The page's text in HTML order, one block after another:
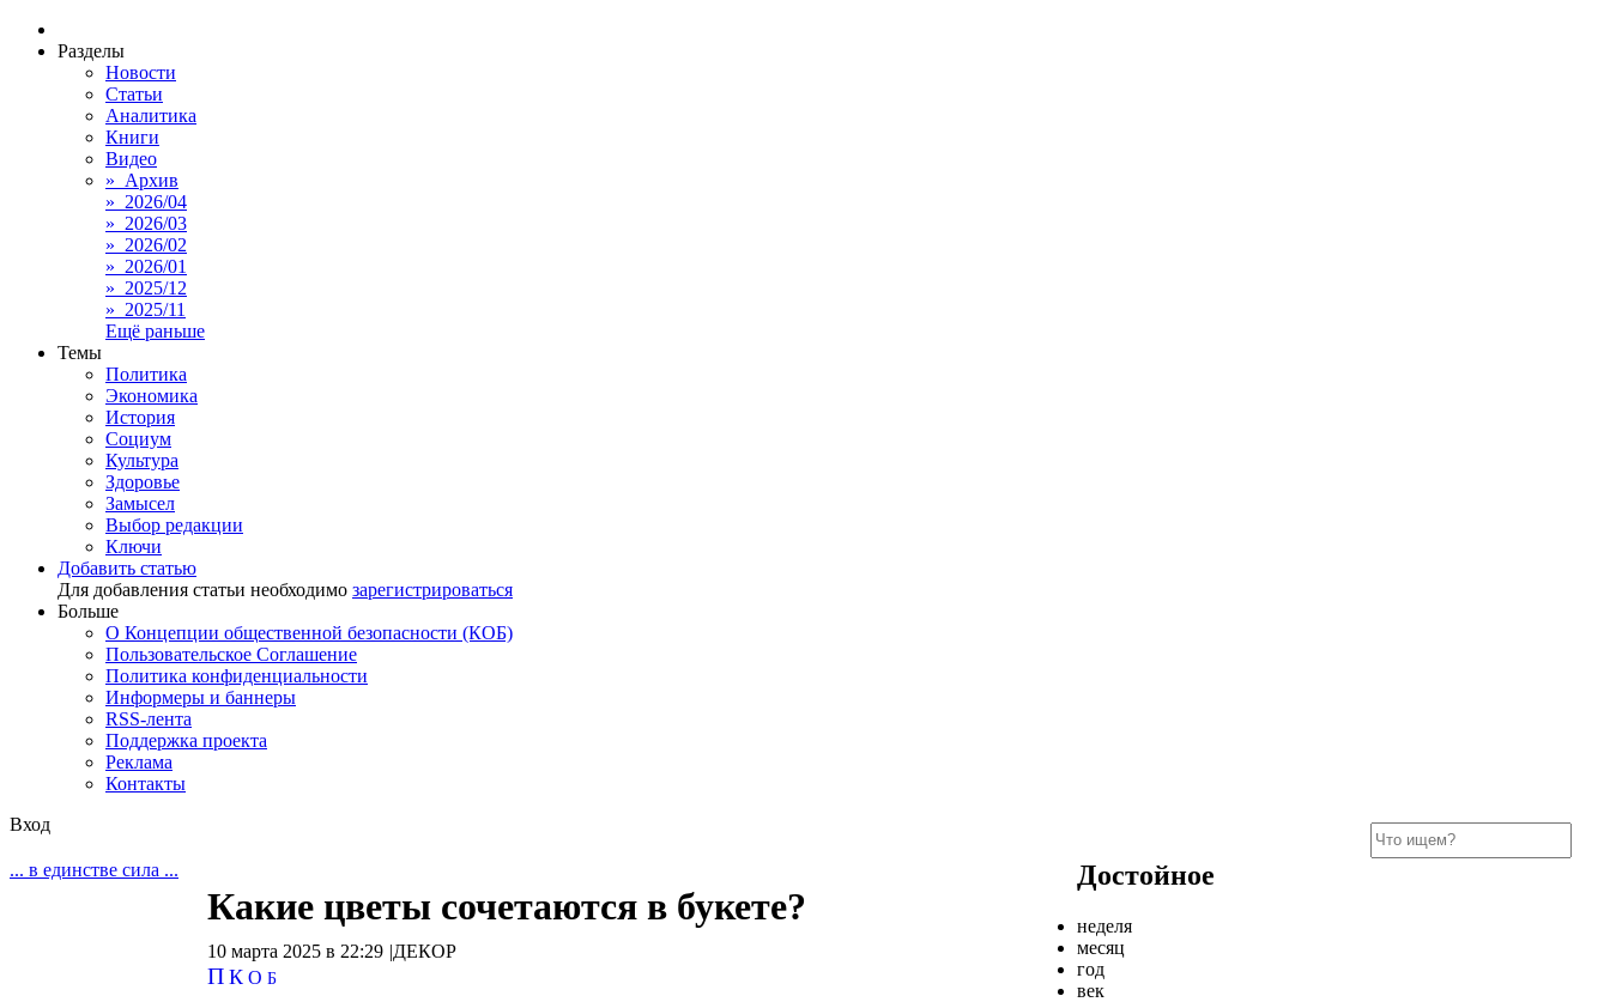
Разделы
Новости
Статьи
Аналитика
Книги
Видео
» Архив
» 2026/04
» 2026/03
» 2026/02
» 2026/01
» 2025/12
» 2025/11
Ещё раньше
Темы
Политика
Экономика
История
Социум
Культура
Здоровье
Замысел
Выбор редакции
Ключи
Добавить статью
Для добавления статьи необходимо зарегистрироваться
Больше
О Концепции общественной безопасности (КОБ)
Пользовательское Соглашение
Политика конфиденциальности
Информеры и баннеры
RSS-лента
Поддержка проекта
Реклама
Контакты
Вход
... в единстве сила ...
Какие цветы сочетаются в букете?
10 марта 2025 в 22:29 |ДЕКОР
П К О Б
Достойное
неделя
месяц
год
век